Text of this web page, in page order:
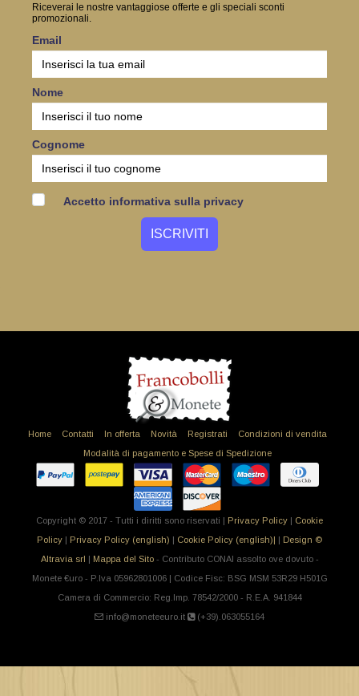
Riceverai le nostre vantaggiose offerte e gli speciali sconti
promozionali.
Email
Nome
Cognome
Accetto informativa sulla privacy
Home Contatti In offerta Novità Registrati
Condizioni di vendita
Modalità di pagamento e Spese di Spedizione
Copyright © 2017 - Tutti i diritti sono riservati | Privacy Policy | Cookie
Policy | Privacy Policy (english) | Cookie Policy (english)| | Design ©
Altravia srl | Mappa del Sito- Contributo CONAI assolto ove dovuto -
Monete €uro - P.Iva 05962801006 | Codice Fisc: BSG MSM 53R29 H501G
Camera di Commercio: Reg.Imp. 78542/2000 - R.E.A. 941844
info@moneteeuro.it
(+39).063055164